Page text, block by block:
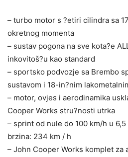
– turbo motor s ?etiri cilindra sa
okretnog momenta
– sustav pogona na sve kota?e
inkovitoš?u kao standard
– sportsko podvozje sa Brembo
sustavom i 18-in?nim
– motor, ovjes i aerodinamika
Cooper Works stru?nosti utrka
– sprint od nule do 100 km/h u
brzina: 234 km / h
– John Cooper Works komplet za